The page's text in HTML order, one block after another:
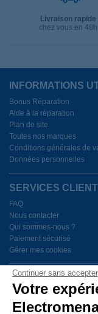
Continuer sans accepter
Votre
Livraison rapide
chez vous en 48h
INFORMATIONS
Bonus Réparation
Aide à la réparation
Plan de site
Toutes nos marques
Conditions générales de
Données personnelles
SERVICES CLIENT
FAQ
Nous contacter
Qui sommes-nous ?
Paiement sécurisé
Gérer mes cookies
BESOIN